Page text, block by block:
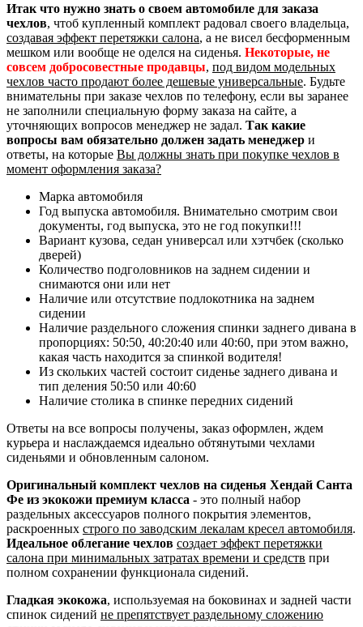
Итак что нужно знать о своем автомобиле для заказа
чехлов, чтоб купленный комплект радовал своего владельца,
создавая эффект перетяжки салона, а не висел бесформенным
мешком или вообще не оделся на сиденья. Некоторые, не
совсем добросовестные продавцы, под видом модельных
чехлов часто продают более дешевые универсальные. Будьте
внимательны при заказе чехлов по телефону, если вы заранее
не заполнили специальную форму заказа на сайте, а
уточняющих вопросов менеджер не задал. Так какие
вопросы вам обязательно должен задать менеджер и
ответы, на которые Вы должны знать при покупке чехлов в
момент оформления заказа?
Марка автомобиля
Год выпуска автомобиля. Внимательно смотрим свои
документы, год выпуска, это не год покупки!!!
Вариант кузова, седан универсал или хэтчбек (сколько
дверей)
Количество подголовников на заднем сидении и
снимаются они или нет
Наличие или отсутствие подлокотника на заднем
сидении
Наличие раздельного сложения спинки заднего дивана в
пропорциях: 50:50, 40:20:40 или 40:60, при этом важно,
какая часть находится за спинкой водителя!
Из скольких частей состоит сиденье заднего дивана и
тип деления 50:50 или 40:60
Наличие столика в спинке передних сидений
Ответы на все вопросы получены, заказ оформлен, ждем
курьера и наслаждаемся идеально обтянутыми чехлами
сиденьями и обновленным салоном.
Оригинальный комплект чехлов на сиденья Хендай Санта
Фе из экокожи премиум класса - это полный набор
раздельных аксессуаров полного покрытия элементов,
раскроенных строго по заводским лекалам кресел автомобиля.
Идеальное облегание чехлов создает эффект перетяжки
салона при минимальных затратах времени и средств при
полном сохранении функционала сидений.
Гладкая экокожа, используемая на боковинах и задней части
спинок сидений не препятствует раздельному сложению